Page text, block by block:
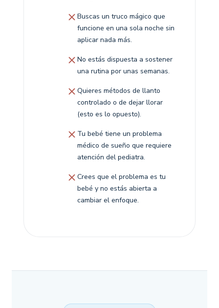
Buscas un truco mágico que
funcione en una sola noche sin
aplicar nada más.
No estás dispuesta a sostener
una rutina por unas semanas.
Quieres métodos de llanto
controlado o de dejar llorar
(esto es lo opuesto).
Tu bebé tiene un problema
médico de sueño que requiere
atención del pediatra.
Crees que el problema es tu
bebé y no estás abierta a
cambiar el enfoque.